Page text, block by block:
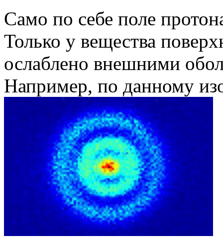
Само по себе поле
Только у вещества
ослаблено внешними
Например, по данному